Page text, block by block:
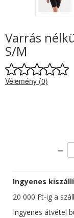
Varrás
S/M
Vélemény (0)
Ingyenes
20 000 Ft-ig a
Ingyenes átvétel